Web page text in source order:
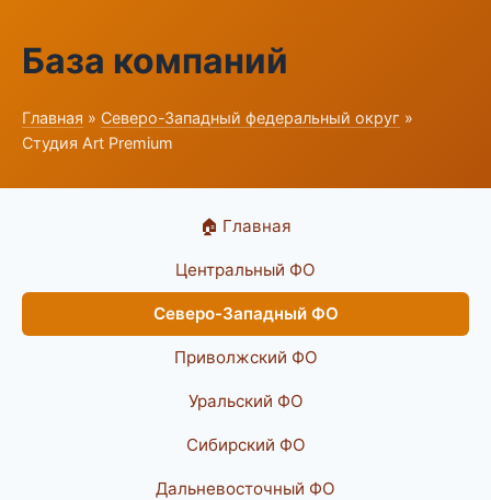
База компаний
Главная » Северо-Западный федеральный округ »
Студия Art Premium
🏠 Главная
Центральный ФО
Северо-Западный ФО
Приволжский ФО
Уральский ФО
Сибирский ФО
Дальневосточный ФО